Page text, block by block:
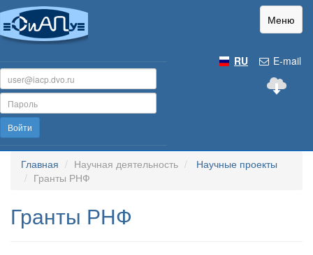
Меню
E-mail
RU
Войти
Главная Научная деятельность
Научные проекты
Гранты РНФ
Гранты РНФ